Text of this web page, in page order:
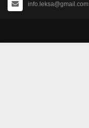
info.leksa@gmail.com